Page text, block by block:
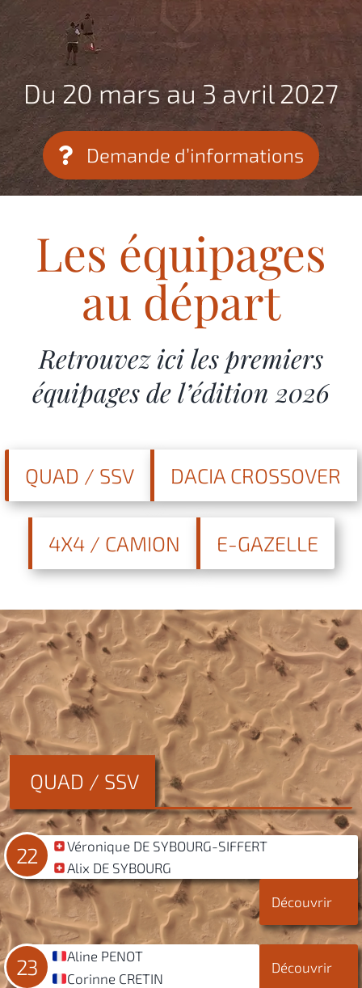
Du 20 mars au 3 avril 2027
Demande d’informations
Les équipages
au départ
Retrouvez ici les premiers
équipages de l’édition 2026
QUAD / SSV DACIA CROSSOVER
4X4 / CAMION E-GAZELLE
QUAD / SSV
22
Véronique DE SYBOURG-SIFFERT
Alix DE SYBOURG
Découvrir
23
Aline PENOT
Corinne CRETIN
Découvrir